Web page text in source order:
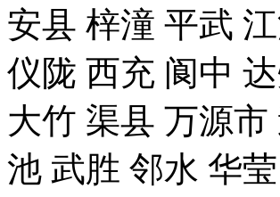
安县 梓潼 平武
仪陇 西充 阆中
大竹 渠县 万源
池 武胜 邻水 华